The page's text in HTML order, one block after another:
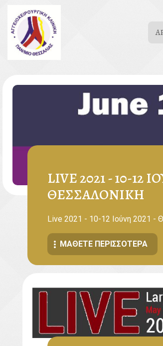
LIVE 2021 - 10-12
ΘΕΣΣΑΛΟΝΊΚΗ
Live 2021 - 10-12 Ιούνη 2021 -
ΜΆΘΕΤΕ ΠΕΡΙΣΣΌΤΕΡΑ